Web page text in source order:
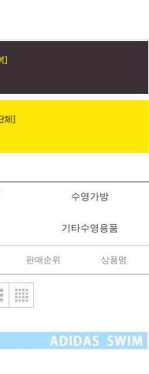
수영가방
기타수영용품
판매순위 상품명